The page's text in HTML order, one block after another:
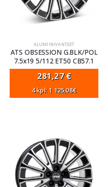
ALUMIINIVANTEET
ATS OBSESSION G.BLK/POL
7.5x19 5/112 ET50 CB57.1
281,27€
4 kpl: 1 125,08€